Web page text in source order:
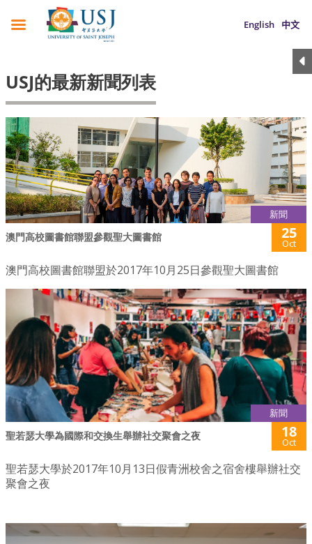
English 中文
USJ的最新新聞列表
新聞
澳門高校圖書館聯盟參觀聖大圖書館 25
Oct
澳門高校圖書館聯盟於2017年10月25日參觀聖大圖書館
新聞
聖若瑟大學為國際和交換生舉辦社交聚會之夜 18
Oct
聖若瑟大學於2017年10月13日假青洲校舍之宿舍樓舉辦社交
聚會之夜